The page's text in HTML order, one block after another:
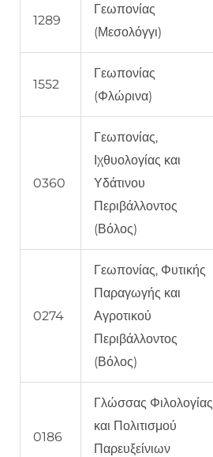
1289
Γεωπονίας
(Μεσολόγγι)
1552
Γεωπονίας
(Φλώρινα)
0360
Γεωπονίας,
Ιχθυολογίας και
Υδάτινου
Περιβάλλοντος
(Βόλος)
0274
Γεωπονίας, Φυτικής
Παραγωγής και
Αγροτικού
Περιβάλλοντος
(Βόλος)
0186
Γλώσσας Φιλολογίας
και Πολιτισμού
Παρευξείνιων